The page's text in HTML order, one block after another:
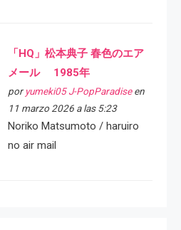
「HQ」松本典子 春色のエア
メール 1985年
por yumeki05 J-PopParadiseen
11 marzo 2026 a las 5:23
Noriko Matsumoto / haruiro
no air mail